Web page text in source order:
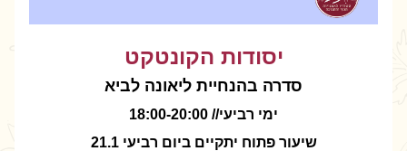
יסודות הקונטקט
סדרה בהנחיית ליאונה לביא
ימי רביעי// 18:00-20:00
שיעור פתוח יתקיים ביום רביעי 21.1